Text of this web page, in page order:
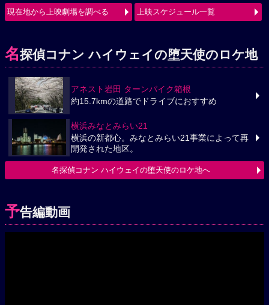
現在地から上映劇場を調べる 上映スケジュール一覧
名探偵コナン ハイウェイの堕天使のロケ地
アネスト岩田 ターンパイク箱根
約15.7kmの道路でドライブにおすすめ
横浜みなとみらい21
横浜の新都心。みなとみらい21事業によって再
開発された地区。
名探偵コナン ハイウェイの堕天使のロケ地へ
予告編動画